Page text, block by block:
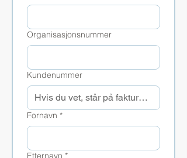
Organisasjonsnummer
Kundenummer
Fornavn *
Etternavn *